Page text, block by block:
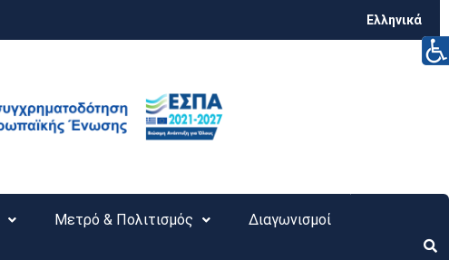
Ελληνικά
Μετρό & Πολιτισμός Διαγωνισμοί